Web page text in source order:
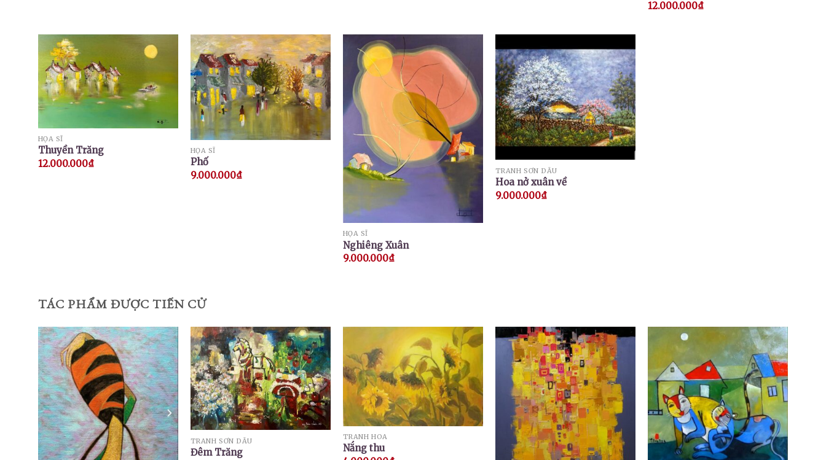
12.000.000₫
HỌA SĨ
Thuyền Trăng
12.000.000₫
HỌA SĨ
Phố
9.000.000₫
HỌA SĨ
Nghiêng Xuân
9.000.000₫
TRANH SƠN DẦU
Hoa nở xuân về
9.000.000₫
TÁC PHẨM ĐƯỢC TIẾN CỬ
TRANH SƠN DẦU
Đêm Trăng
TRANH HOA
Nắng thu